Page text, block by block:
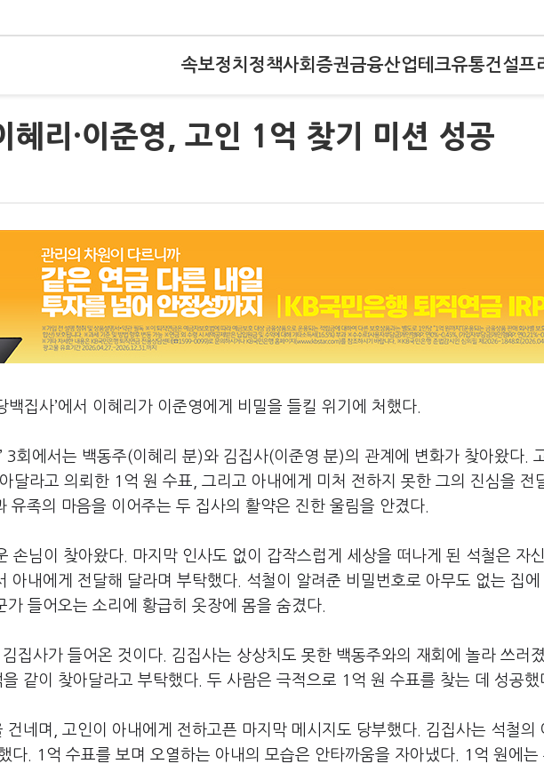
속보정치 정책사회 증권금융산업테크유통건설프
혜리·이준영, 고인 1억 찾기 미션 성공
백집사’에서 이혜리가 이준영에게 비밀을 들킬 위기에 처했다
’ 3회에서는 백동주(이혜리 분)와 김집사(이준영 분)의 관계에 변화가 찾아왔다
달라고 의뢰한 1 억 원 수표
그리고 아내에게 미처 전하지 못한 그의 진심을 전
유족의 마음을 이어주는 두 집사의 활약은 진한 울림을 안겼다
손님이 찾아왔다
마지막 인사도 없이 갑작스럽게 세상을 떠나게 된 석철은 자신
아내에게 전달해 달라며 부탁했다
석철이 알려준 비밀번호로 아무도 없는 집에
가 들어오는 소리에 황급히 옷장에 몸을 숨겼다
집사가 들어온 것이다 김집사는 상상치도 못한 백동주와의 재회에 놀라 쓰러
을 같이 찾아달라고 부탁했다 두 사람은 극적으로 1 억 원 수표를 찾는 데 성공했
건네며 고인이 아내에게 전하고픈 마지막 메시지도 당부했다
김집사는 석철의
다 . 1 억 수표를 보며 오열하는 아내의 모습은 안타까움을 자아냈다 . 1 억 원에는